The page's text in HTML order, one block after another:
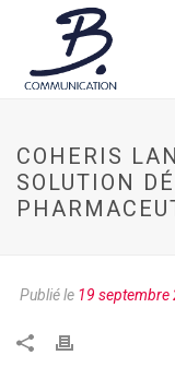
COHERIS
SOLUTION
Publié le 19 septembre